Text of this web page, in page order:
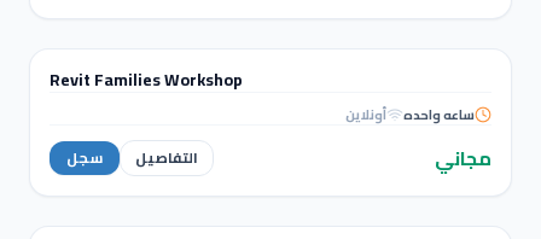
Revit Families
WORKSHOPS
Revit Families Workshop
ساعه واحده أونلاين
مجاني التفاصيل سجل
BIM & REVIT